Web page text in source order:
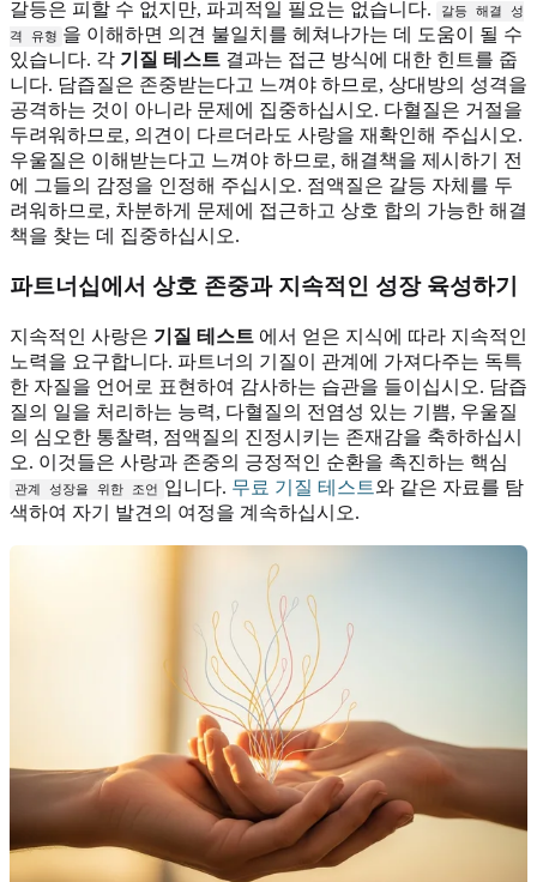
갈등은 피할 수 없지만, 파괴적일 필요는 없습니다.
갈등 해결 성
격 유형 을 이해하면 의견 불일치를 헤쳐나가는 데 도움이 될 수
있습니다. 각 기질 테스트 결과는 접근 방식에 대한 힌트를 줍
니다. 담즙질은 존중받는다고 느껴야 하므로, 상대방의 성격을
공격하는 것이 아니라 문제에 집중하십시오. 다혈질은 거절을
두려워하므로, 의견이 다르더라도 사랑을 재확인해 주십시오.
우울질은 이해받는다고 느껴야 하므로, 해결책을 제시하기 전
에 그들의 감정을 인정해 주십시오. 점액질은 갈등 자체를 두
려워하므로, 차분하게 문제에 접근하고 상호 합의 가능한 해결
책을 찾는 데 집중하십시오.
파트너십에서 상호 존중과 지속적인 성장 육성하기
지속적인 사랑은 기질 테스트 에서 얻은 지식에 따라 지속적인
노력을 요구합니다. 파트너의 기질이 관계에 가져다주는 독특
한 자질을 언어로 표현하여 감사하는 습관을 들이십시오. 담즙
질의 일을 처리하는 능력, 다혈질의 전염성 있는 기쁨, 우울질
의 심오한 통찰력, 점액질의 진정시키는 존재감을 축하하십시
오. 이것들은 사랑과 존중의 긍정적인 순환을 촉진하는 핵심
관계 성장을 위한 조언 입니다. 무료 기질 테스트와 같은 자료를 탐
색하여 자기 발견의 여정을 계속하십시오.